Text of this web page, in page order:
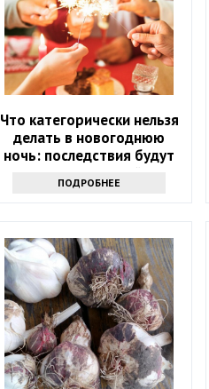
Что категорически нельзя
делать в новогоднюю
ночь: последствия будут
на весь следующий год
ПОДРОБНЕЕ